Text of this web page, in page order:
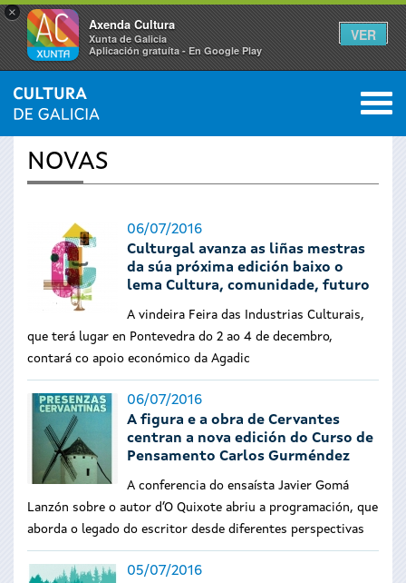
×
Axenda Cultura
Xunta de Galicia
Aplicación gratuíta - En Google Play
VER
Vostede
está
INICIO › ACTUALIDADE 0
NOVAS
06/07/2016
Culturgal avanza as liñas mestras
da súa próxima edición baixo o
lema Cultura, comunidade, futuro
A vindeira Feira das Industrias Culturais,
que terá lugar en Pontevedra do 2 ao 4 de decembro,
contará co apoio económico da Agadic
06/07/2016
A figura e a obra de Cervantes
centran a nova edición do Curso de
Pensamento Carlos Gurméndez
A conferencia do ensaísta Javier Gomá
Lanzón sobre o autor d’O Quixote abriu a programación, que
aborda o legado do escritor desde diferentes perspectivas
05/07/2016